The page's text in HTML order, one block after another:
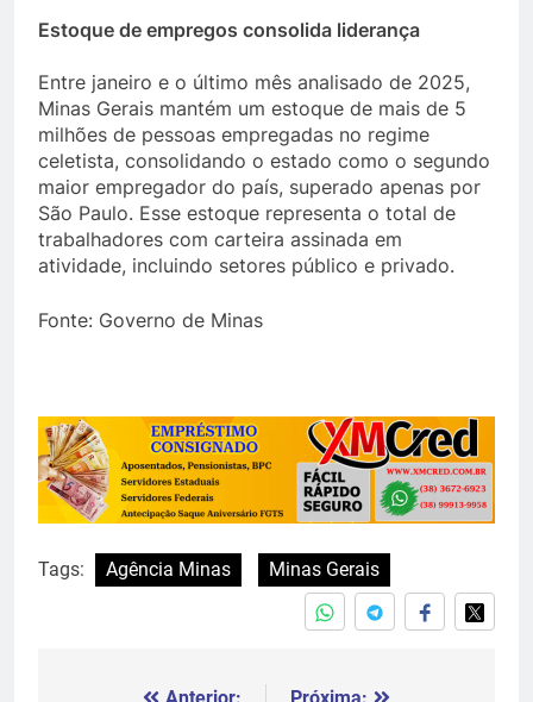
Estoque de empregos consolida liderança
Entre janeiro e o último mês analisado de 2025,
Minas Gerais mantém um estoque de mais de 5
milhões de pessoas empregadas no regime
celetista, consolidando o estado como o segundo
maior empregador do país, superado apenas por
São Paulo. Esse estoque representa o total de
trabalhadores com carteira assinada em
atividade, incluindo setores público e privado.
Fonte: Governo de Minas
Tags: Agência Minas Minas Gerais